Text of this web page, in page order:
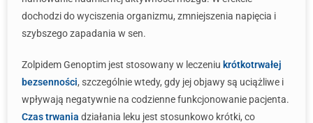
dochodzi do wyciszenia organizmu, zmniejszenia napięcia i
szybszego zapadania w sen.
Zolpidem Genoptim jest stosowany w leczeniu krótkotrwałej
bezsenności, szczególnie wtedy, gdy jej objawy są uciążliwe i
wpływają negatywnie na codzienne funkcjonowanie pacjenta.
Czas trwania działania leku jest stosunkowo krótki, co